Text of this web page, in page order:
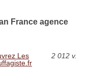
France agence
Les
2 012 v.